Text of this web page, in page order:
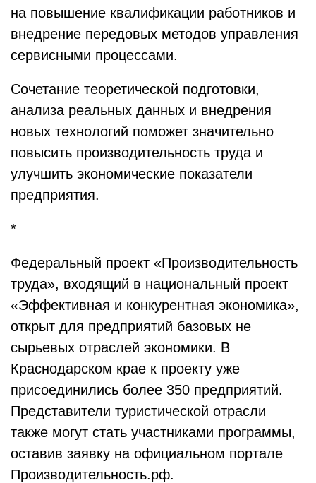
на повышение квалификации работников и
внедрение передовых методов управления
сервисными процессами.
Сочетание теоретической подготовки,
анализа реальных данных и внедрения
новых технологий поможет значительно
повысить производительность труда и
улучшить экономические показатели
предприятия.
*
Федеральный проект «Производительность
труда», входящий в национальный проект
«Эффективная и конкурентная экономика»,
открыт для предприятий базовых не
сырьевых отраслей экономики. В
Краснодарском крае к проекту уже
присоединились более 350 предприятий.
Представители туристической отрасли
также могут стать участниками программы,
оставив заявку на официальном портале
Производительность.рф.